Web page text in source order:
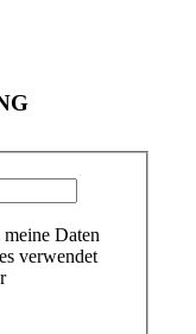
Daten
verwendet